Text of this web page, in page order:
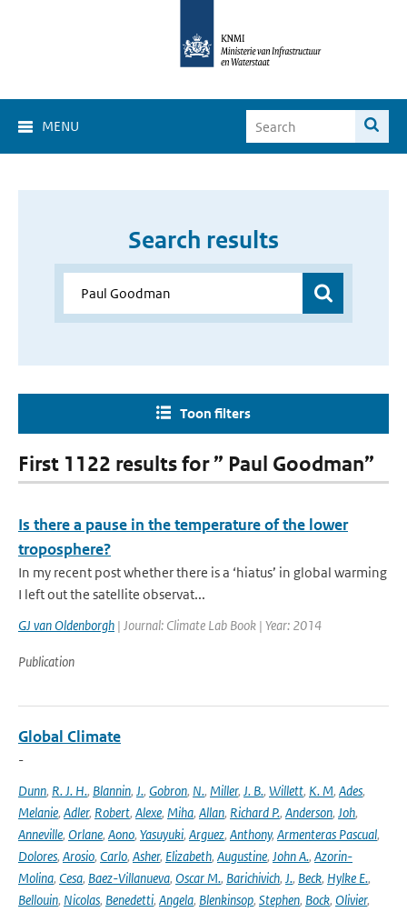
MENU
Search results
Toon filters
First 1122 results for ” Paul Goodman”
Is there a pause in the temperature of the lower
troposphere?
In my recent post whether there is a ‘hiatus’ in global warming
I left out the satellite observat...
GJ van Oldenborgh | Journal: Climate Lab Book | Year: 2014
Publication
Global Climate
-
Dunn, R. J. H., Blannin, J., Gobron, N., Miller, J. B., Willett, K. M, Ades,
Melanie, Adler, Robert, Alexe, Miha, Allan, Richard P., Anderson, Joh,
Anneville, Orlane, Aono, Yasuyuki, Arguez, Anthony, Armenteras Pascual,
Dolores, Arosio, Carlo, Asher, Elizabeth, Augustine, John A., Azorin-
Molina, Cesa, Baez-Villanueva, Oscar M., Barichivich, J., Beck, Hylke E.,
Bellouin, Nicolas, Benedetti, Angela, Blenkinsop, Stephen, Bock, Olivier,